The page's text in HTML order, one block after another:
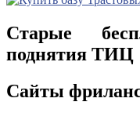
Старые
поднятия ТИЦ
Сайты